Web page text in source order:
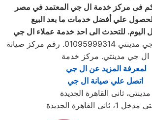
فى مركز خدمة ال جي المعتمد في مصر
علي أفضل خدمات ما بعد البيع
اليوم. للتحدث الى احد خدمة عملاءال جي
مركز صيانة ال جي مدينتي‏ 01095999314. رقم مركز صيانة
ال جي مدينتي‏. مركز خدمة
لمعرفة المزيد عن ال جي ‏
اتصل علي صيانة ال جي
مدينتى، ثانى القاهرة الجديدة
1، ثانى القاهرة الجديدة